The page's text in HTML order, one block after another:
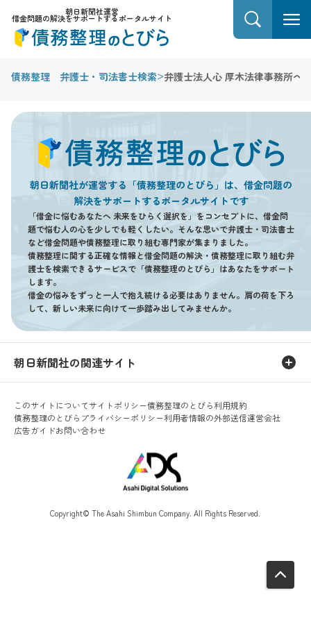
朝日新聞社運営
借金問題の解決をサポートするポータルサイト
債務整理 弁護士・司法書士検索>弁護士法人心 厚木法律事務所へ
朝日新聞社が運営する「債務整理のとびら」は、借金問題の
解決をサポートするポータルサイトです
「借金に悩むあなたへ 未来をひらく選択を」をコンセプトに、借金問
題で悩む人の心を少しでも軽くしたい。そんな思いで弁護士・司法書士
など借金問題や債務整理に取り組む専門家が集まりました。
債務整理に関する正確な情報と借金問題の解決・債務整理に取り組む弁
護士を検索できるサービスで「債務整理のとびら」はあなたをサポート
します。
借金の悩みをずっと一人で抱え続ける必要はありません。肩の荷を下ろ
して、新しい未来に向けて一歩踏み出してみませんか。
朝日新聞社の関連サイト
このサイトについてサイトポリシー債務整理のとびら利用規約
債務整理のとびらプライバシーポリシー利用者情報の外部送信運営会社
広告ガイドお問い合わせ
Copyright© The Asahi Shimbun Company. All Rights Reserved.